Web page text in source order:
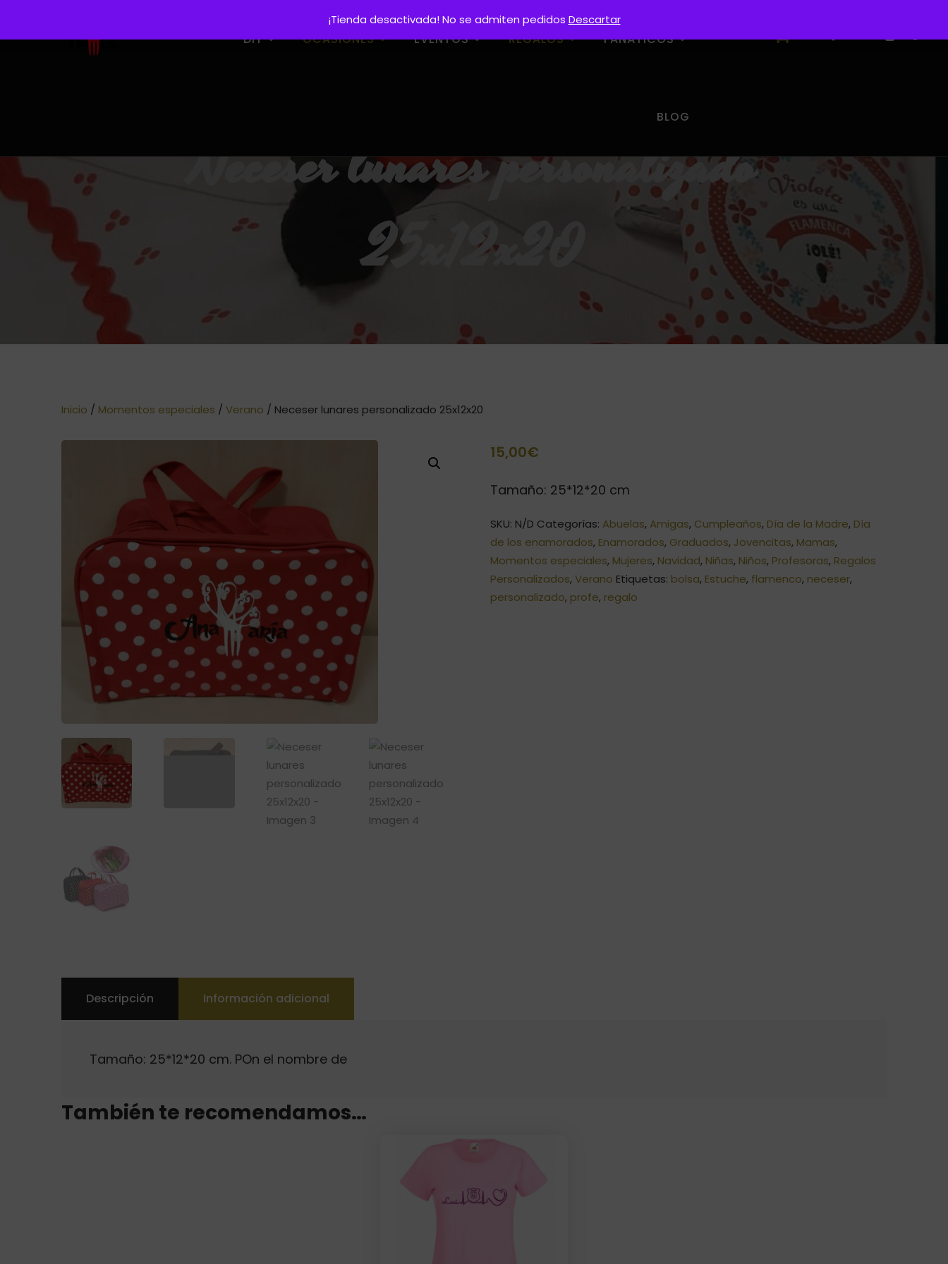
DIY OCASIONES EVENTOS REGALOS FANÁTICOS
BLOG
Neceser lunares personalizado
25x12x20
Inicio / Momentos especiales / Verano / Neceser lunares personalizado 25x12x20
15,00€
Tamaño: 25*12*20 cm
SKU: N/D Categorías: Abuelas, Amigas, Cumpleaños, Día de la Madre, Día
de los enamorados, Enamorados, Graduados, Jovencitas, Mamas,
Momentos especiales, Mujeres, Navidad, Niñas, Niños, Profesoras, Regalos
Personalizados,Verano Etiquetas: bolsa, Estuche, flamenco, neceser,
personalizado, profe, regalo
Descripción Información adicional
Tamaño: 25*12*20 cm. POn el nombre de
También te recomendamos…
¡Tienda desactivada! No se admiten pedidos Descartar